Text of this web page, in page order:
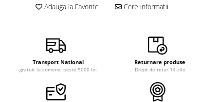
Adauga la Favorite Cere informatii
Transport National
gratuit la comenzi peste 5000 lei
Returnare produse
Drept de retur 14 zile